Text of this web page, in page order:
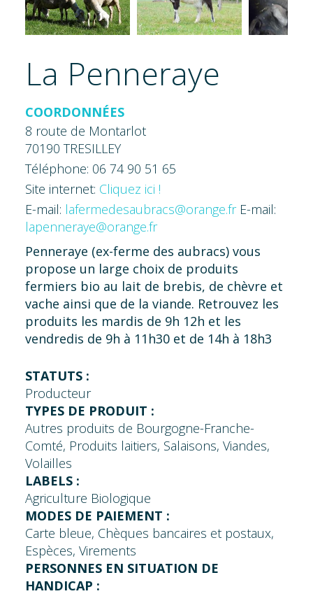
La Penneraye
COORDONNÉES
8 route de Montarlot
70190 TRESILLEY
Téléphone: 06 74 90 51 65
Site internet: Cliquez ici !
E-mail: lafermedesaubracs@orange.frE-mail:
lapenneraye@orange.fr
Penneraye (ex-ferme des aubracs) vous
propose un large choix de produits
fermiers bio au lait de brebis, de chèvre et
vache ainsi que de la viande. Retrouvez les
produits les mardis de 9h 12h et les
vendredis de 9h à 11h30 et de 14h à 18h3
STATUTS :
Producteur
TYPES DE PRODUIT :
Autres produits de Bourgogne-Franche-
Comté, Produits laitiers, Salaisons, Viandes,
Volailles
LABELS :
Agriculture Biologique
MODES DE PAIEMENT :
Carte bleue, Chèques bancaires et postaux,
Espèces, Virements
PERSONNES EN SITUATION DE
HANDICAP :